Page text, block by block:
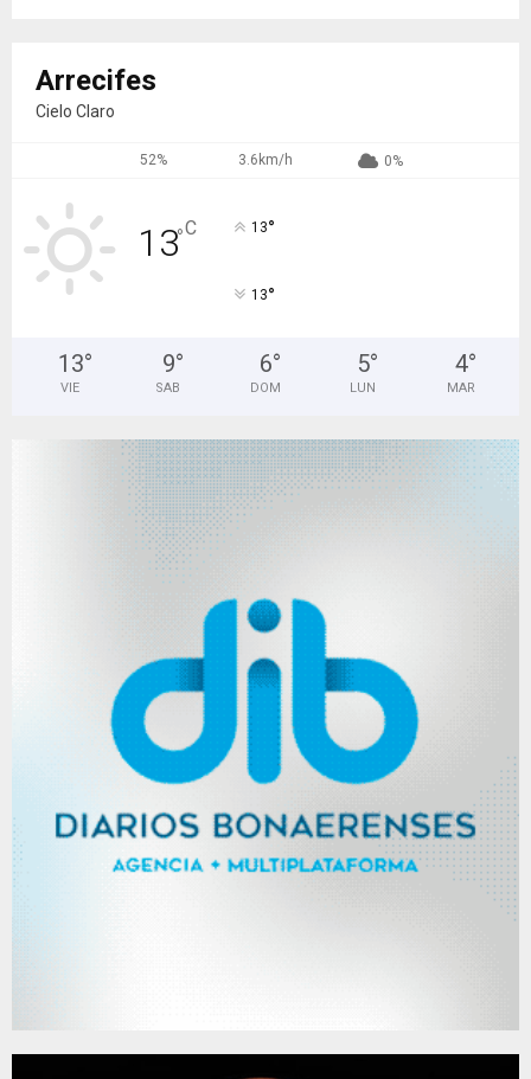
Arrecifes
Cielo Claro
52% 3.6km/h 0%
13°C 13°
13°
13°
VIE
9°
SAB
6°
DOM
5°
LUN
4°
MAR